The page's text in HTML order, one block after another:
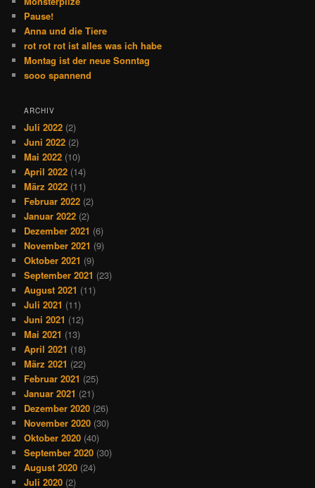
Pause!
Anna und die Tiere
rot rot rot ist alles was ich habe
Montag ist der neue Sonntag
sooo spannend
ARCHIV
Juli 2022 (2)
Juni 2022 (2)
Mai 2022 (10)
April 2022 (14)
März 2022 (11)
Februar 2022 (2)
Januar 2022 (2)
Dezember 2021 (6)
November 2021 (9)
Oktober 2021 (9)
September 2021 (23)
August 2021 (11)
Juli 2021 (11)
Juni 2021 (12)
Mai 2021 (13)
April 2021 (18)
März 2021 (22)
Februar 2021 (25)
Januar 2021 (21)
Dezember 2020 (26)
November 2020 (30)
Oktober 2020 (40)
September 2020 (30)
August 2020 (24)
Juli 2020 (2)